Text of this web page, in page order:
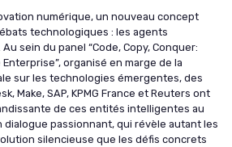
numérique, un nouveau concept
technologiques : les agents
sein du panel “Code, Copy, Conquer:
organisé en marge de la
sur les technologies émergentes, des
Make, SAP, KPMG France et Reuters ont
de ces entités intelligentes au
dialogue passionnant, qui révèle autant les
silencieuse que les défis concrets